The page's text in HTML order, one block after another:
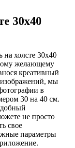
30х40
на холсте 30х40
желающему
креативный
мы
в
30 на 40 см.
не просто
свое
параметры